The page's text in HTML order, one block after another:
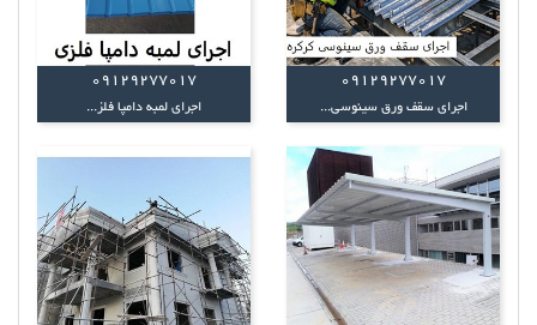
09129277017
اجرای سقف ورق سینوسی...
09129277017
اجرای لمبه دامپا فلز...